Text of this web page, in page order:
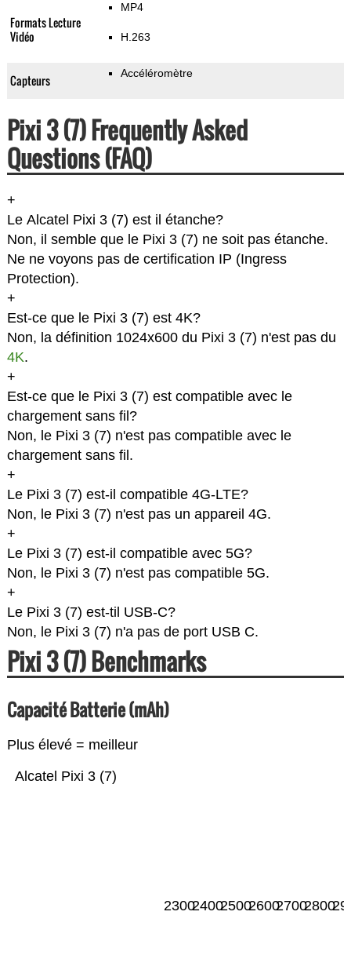
Formats Lecture
Vidéo
MP4
H.263
Capteurs Accéléromètre
Pixi 3 (7) Frequently Asked
Questions (FAQ)
+
Le Alcatel Pixi 3 (7) est il étanche?
Non, il semble que le Pixi 3 (7) ne soit pas étanche.
Ne ne voyons pas de certification IP (Ingress
Protection).
+
Est-ce que le Pixi 3 (7) est 4K?
Non, la définition 1024x600 du Pixi 3 (7) n'est pas du
4K.
+
Est-ce que le Pixi 3 (7) est compatible avec le
chargement sans fil?
Non, le Pixi 3 (7) n'est pas compatible avec le
chargement sans fil.
+
Le Pixi 3 (7) est-il compatible 4G-LTE?
Non, le Pixi 3 (7) n'est pas un appareil 4G.
+
Le Pixi 3 (7) est-il compatible avec 5G?
Non, le Pixi 3 (7) n'est pas compatible 5G.
+
Le Pixi 3 (7) est-til USB-C?
Non, le Pixi 3 (7) n'a pas de port USB C.
Pixi 3 (7) Benchmarks
Capacité Batterie (mAh)
Plus élevé = meilleur
Alcatel Pixi 3 (7)
230024002500260027002800